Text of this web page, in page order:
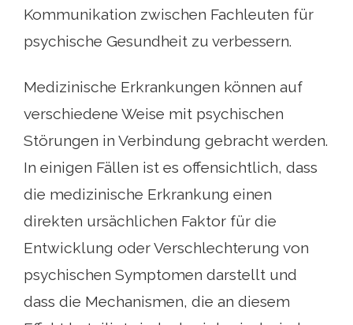
Kommunikation zwischen Fachleuten für
psychische Gesundheit zu verbessern.
Medizinische Erkrankungen können auf
verschiedene Weise mit psychischen
Störungen in Verbindung gebracht werden.
In einigen Fällen ist es offensichtlich, dass
die medizinische Erkrankung einen
direkten ursächlichen Faktor für die
Entwicklung oder Verschlechterung von
psychischen Symptomen darstellt und
dass die Mechanismen, die an diesem